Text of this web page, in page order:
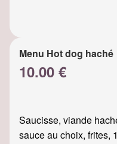
Menu Hot dog haché
10.00 €
Saucisse, viande
sauce au choix, frites,